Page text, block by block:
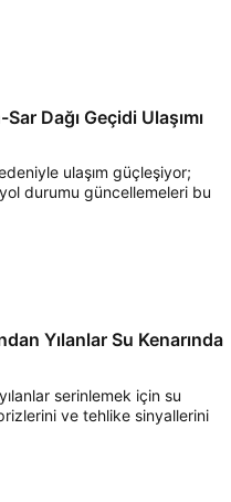
Dağı Geçidi Ulaşımı
ulaşım güçleşiyor;
durumu güncellemeleri bu
Yılanlar Su Kenarında
serinlemek için su
ve tehlike sinyallerini